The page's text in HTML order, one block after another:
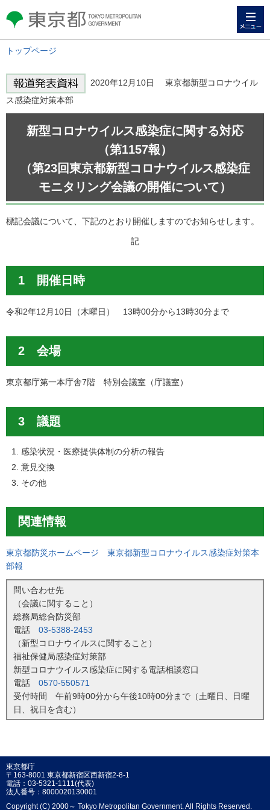
東京都 TOKYO METROPOLITAN
GOVERNMENT
トップページ
2020年12月10日 東京都新型コロナウイル
ス感染症対策本部
新型コロナウイルス感染症に関する対応
（第1157報）
（第23回東京都新型コロナウイルス感染症
モニタリング会議の開催について）
標記会議について、下記のとおり開催しますのでお知らせします。
記
1 開催日時
令和2年12月10日（木曜日） 13時00分から13時30分まで
2 会場
東京都庁第一本庁舎7階 特別会議室（庁議室）
3 議題
感染状況・医療提供体制の分析の報告
意見交換
その他
関連情報
東京都防災ホームページ 東京都新型コロナウイルス感染症対策本
部報
問い合わせ先
（会議に関すること）
総務局総合防災部
電話 03-5388-2453
（新型コロナウイルスに関すること）
福祉保健局感染症対策部
新型コロナウイルス感染症に関する電話相談窓口
電話 0570-550571
受付時間 午前9時00分から午後10時00分まで（土曜日、日曜
日、祝日を含む）
東京都庁
〒163-8001 東京都新宿区西新宿2-8-1
電話：03-5321-1111(代表)
法人番号：8000020130001
Copyright (C) 2000～ Tokyo Metropolitan Government. All Rights Reserved.